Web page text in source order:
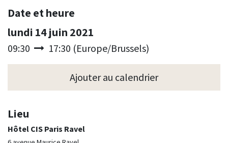
Date et heure
lundi 14 juin 2021
09:30 17:30 (Europe/Brussels)
Ajouter au calendrier
Lieu
Hôtel CIS Paris Ravel